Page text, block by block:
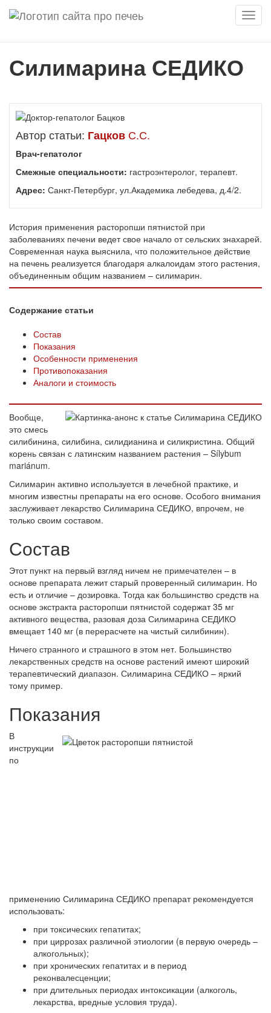
Меню
Силимарина СЕДИКО
Автор статьи: Гацков С.С.
Врач-гепатолог
Смежные специальности: гастроэнтеролог, терапевт.
Адрес: Санкт-Петербург, ул.Академика лебедева, д.4/2.
История применения расторопши пятнистой при
заболеваниях печени ведет свое начало от сельских знахарей.
Современная наука выяснила, что положительное действие
на печень реализуется благодаря алкалоидам этого растения,
объединенным общим названием – силимарин.
Содержание статьи
Состав
Показания
Особенности применения
Противопоказания
Аналоги и стоимость
Вообще,
это смесь
силибинина, силибина, силидианина и силикристина. Общий
корень связан с латинским названием растения – Sílybum
mariánum.
Силимарин активно используется в лечебной практике, и
многим известны препараты на его основе. Особого внимания
заслуживает лекарство Силимарина СЕДИКО, впрочем, не
только своим составом.
Состав
Этот пункт на первый взгляд ничем не примечателен – в
основе препарата лежит старый проверенный силимарин. Но
есть и отличие – дозировка. Тогда как большинство средств на
основе экстракта расторопши пятнистой содержат 35 мг
активного вещества, разовая доза Силимарина СЕДИКО
вмещает 140 мг (в перерасчете на чистый силибинин).
Ничего странного и страшного в этом нет. Большинство
лекарственных средств на основе растений имеют широкий
терапевтический диапазон. Силимарина СЕДИКО – яркий
тому пример.
Показания
В
инструкции
по
применению Силимарина СЕДИКО препарат рекомендуется
использовать:
при токсических гепатитах;
при циррозах различной этиологии (в первую очередь –
алкогольных);
при хронических гепатитах и в период
реконвалесценции;
при длительных периодах интоксикации (алкоголь,
лекарства, вредные условия труда).